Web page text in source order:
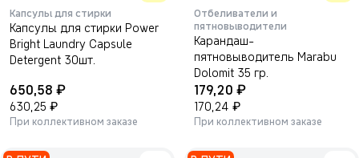
Капсулы для стирки
Капсулы для стирки Power
Bright Laundry Capsule
Detergent 30шт.
650,58 ₽
630,25 ₽
При коллективном заказе
Отбеливатели и
пятновыводители
Карандаш-
пятновыводитель Marabu
Dolomit 35 гр.
179,20 ₽
170,24 ₽
При коллективном заказе